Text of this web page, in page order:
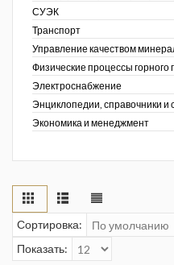
СУЭК
Транспорт
Управление качеством
Физические процессы горного
Электроснабжение
Энциклопедии, справочники и
Экономика и менеджмент
Сортировка:
Показать: